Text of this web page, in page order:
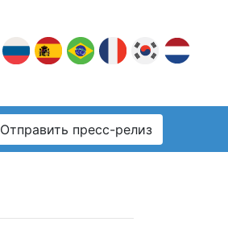
Отправить пресс-релиз